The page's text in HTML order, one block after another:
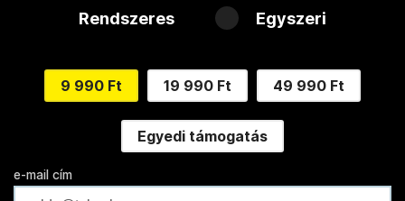
Rendszeres Egyszeri
9 990 Ft 19 990 Ft 49 990 Ft
Egyedi támogatás
e-mail cím